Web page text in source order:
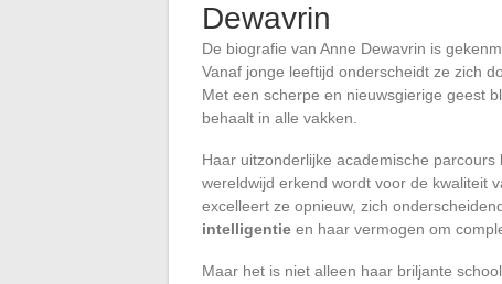
Dewavrin
De biografie van Anne Dewavrin is
Vanaf jonge leeftijd onderscheidt ze zich
Met een scherpe en nieuwsgierige geest
behaalt in alle vakken.
Haar uitzonderlijke academische
wereldwijd erkend wordt voor de kwaliteit
excelleert ze opnieuw, zich
intelligentie en haar vermogen om
Maar het is niet alleen haar briljante